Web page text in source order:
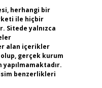
herhangi bir
ile hiçbir
Sitede yalnızca
alan içerikler
gerçek kurum
yapılmamaktadır.
benzerlikleri